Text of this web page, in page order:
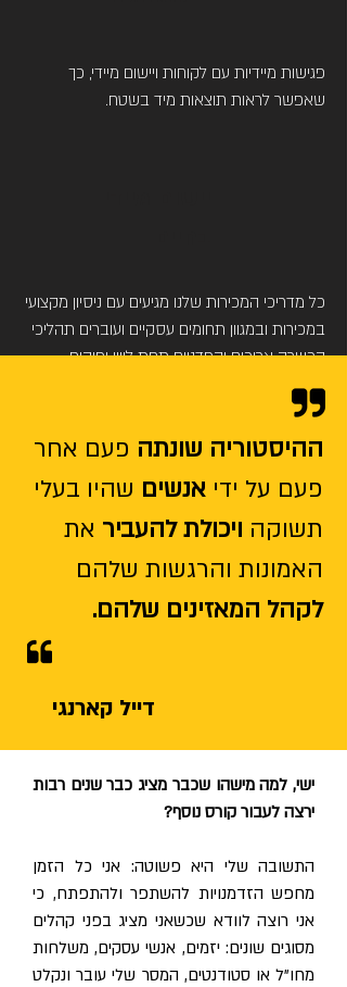
פגישות מיידיות עם לקוחות ויישום מיידי, כך
שאפשר לראות תוצאות מיד בשטח.
כל מדריכי המכירות שלנו מגיעים עם ניסיון מקצועי
במכירות ובמגוון תחומים עסקיים ועוברים תהליכי
הכשרה ארוכים וקפדניים תחת ליווי ופיקוח
בינלאומי.
ההיסטוריה שונתה פעם אחר
פעם על ידי אנשים שהיו בעלי
תשוקה ויכולת להעביר את
האמונות והרגשות שלהם
לקהל המאזינים שלהם.
דייל קארנגי
ישי, למה מישהו שכבר מציג כבר שנים רבות
ירצה לעבור קורס נוסף?
התשובה שלי היא פשוטה: אני כל הזמן
מחפש הזדמנויות להשתפר ולהתפתח, כי
אני רוצה לוודא שכשאני מציג בפני קהלים
מסוגים שונים: יזמים, אנשי עסקים, משלחות
מחו"ל או סטודנטים, המסר שלי עובר ונקלט